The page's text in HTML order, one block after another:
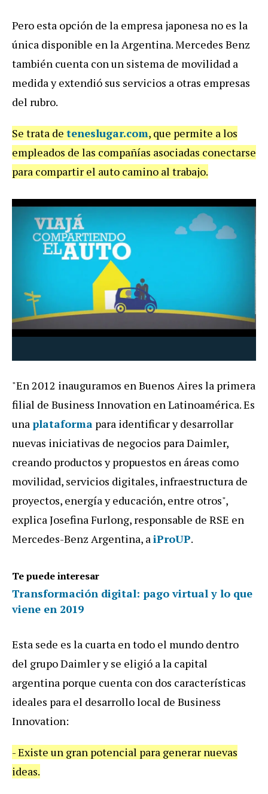
Pero esta opción de la empresa japonesa no es la
única disponible en la Argentina. Mercedes Benz
también cuenta con un sistema de movilidad a
medida y extendió sus servicios a otras empresas
del rubro.
Se trata de teneslugar.com, que permite a los
empleados de las compañías asociadas conectarse
para compartir el auto camino al trabajo.
"En 2012 inauguramos en Buenos Aires la primera
filial de Business Innovation en Latinoamérica. Es
una plataforma para identificar y desarrollar
nuevas iniciativas de negocios para Daimler,
creando productos y propuestos en áreas como
movilidad, servicios digitales, infraestructura de
proyectos, energía y educación, entre otros",
explica Josefina Furlong, responsable de RSE en
Mercedes-Benz Argentina, a iProUP.
Te puede interesar
Transformación digital: pago virtual y lo que
viene en 2019
Esta sede es la cuarta en todo el mundo dentro
del grupo Daimler y se eligió a la capital
argentina porque cuenta con dos características
ideales para el desarrollo local de Business
Innovation:
- Existe un gran potencial para generar nuevas
ideas.